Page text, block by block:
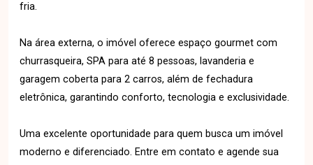
fria.
Na área externa, o imóvel oferece espaço gourmet com
churrasqueira, SPA para até 8 pessoas, lavanderia e
garagem coberta para 2 carros, além de fechadura
eletrônica, garantindo conforto, tecnologia e exclusividade.
Uma excelente oportunidade para quem busca um imóvel
moderno e diferenciado. Entre em contato e agende sua